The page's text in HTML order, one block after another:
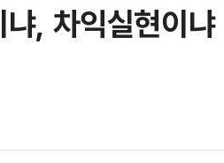
, 차익실현이냐